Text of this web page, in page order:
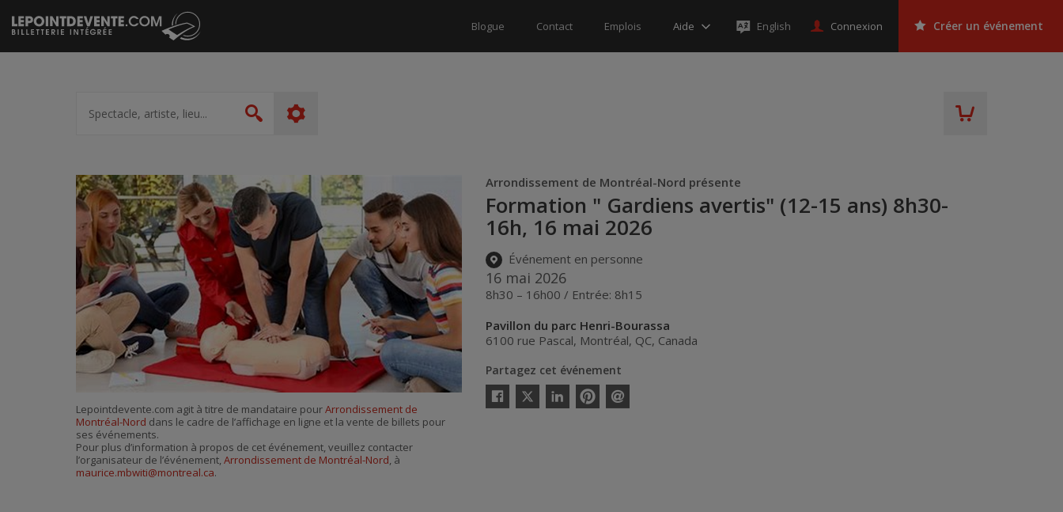
Passer
au
contenu
Blogue Contact Emplois Aide English Connexion Créer un événement
artiste,
lieu...
Rechercher
Arrondissement de Montréal-Nord présente
Formation " Gardiens avertis" (12-15 ans) 8h30-
16h, 16 mai 2026
Événement en personne
16 mai 2026
8h30 – 16h00 / Entrée: 8h15
Pavillon du parc Henri-Bourassa
6100 rue Pascal, Montréal, QC, Canada
Partagez cet événement
Facebook
Twitter
LinkedinPinterestEnvoyer
Lepointdevente.com agit à titre de mandataire pourArrondissement de
Montréal-Nord dans le cadre de l’affichage en ligne et la vente de billets pour
ses événements.
Pour plus d’information à propos de cet événement, veuillez contacter
l’organisateur de l’événement, Arrondissement de Montréal-Nord, à
maurice.mbwiti@montreal.ca.